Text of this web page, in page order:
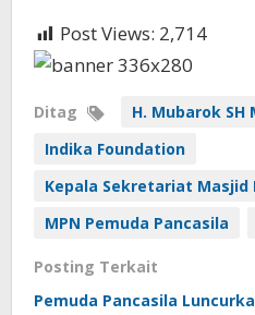
Post Views: 2,714
Ditag
H. Mubarok SH
Indika Foundation
Kepala Sekretariat Masjid
MPN Pemuda Pancasila
Posting Terkait
Pemuda Pancasila